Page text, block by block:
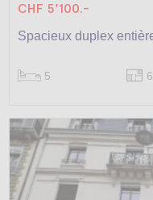
CHF 5'100.-
Spacieux duplex
5 6